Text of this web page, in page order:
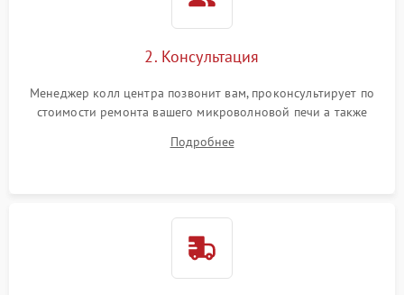
2. Консультация
Менеджер колл центра позвонит вам, проконсультирует по
стоимости ремонта вашего микроволновой печи а также
Подробнее